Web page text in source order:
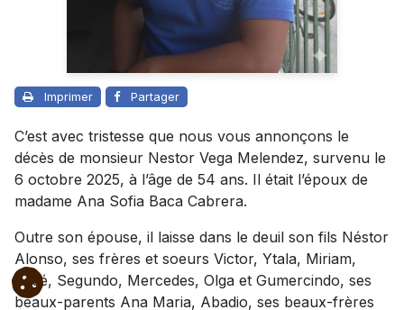
Imprimer Partager
C’est avec tristesse que nous vous annonçons le
décès de monsieur Nestor Vega Melendez, survenu le
6 octobre 2025, à l’âge de 54 ans. Il était l’époux de
madame Ana Sofia Baca Cabrera.
Outre son épouse, il laisse dans le deuil son fils Néstor
Alonso, ses frères et soeurs Victor, Ytala, Miriam,
José, Segundo, Mercedes, Olga et Gumercindo, ses
beaux-parents Ana Maria, Abadio, ses beaux-frères